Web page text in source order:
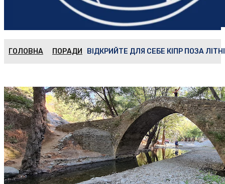
ГОЛОВНА ПОРАДИ ВІДКРИЙТЕ ДЛЯ СЕБЕ КІПР ПОЗА